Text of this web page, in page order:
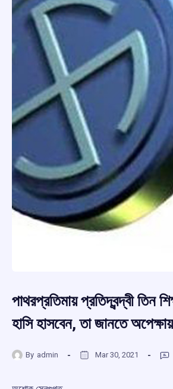
পাথরপ্রতিমায় প্রতিদ্বন্দ্বী তিন
হাসি হাসবেন, তা জানতে
By admin Mar 30, 2021